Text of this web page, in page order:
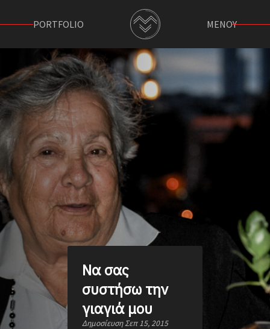
PORTFOLIO ΜΕΝΟΥ
Να σας
συστήσω την
γιαγιά μου
Δημοσίευση Σεπ 15, 2015